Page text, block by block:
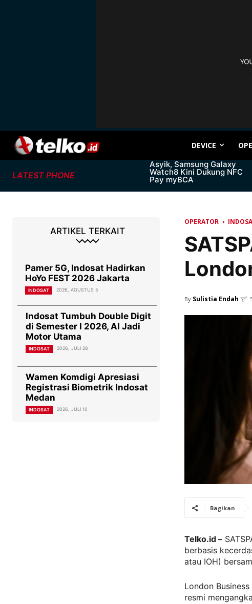
DEVICE
LATEST PHONE
Asyik, Samsung Galaxy
Watch8 Kini Dukung NFC
Pay myBCA
ARTIKEL TERKAIT
Pamer 5G, Indosat Hadirkan
HoYo FEST 2026 Jakarta
INDOSAT 2026, AGUSTUS 5
Indosat Tumbuh Double Digit
di Semester I 2026, AI Jadi
Motor Utama
INDOSAT 2026, JULI 28
Wamen Komdigi Apresiasi
Registrasi Biometrik Indosat
Medan
INDOSAT 2026, JULI 10
OPERATOR
By Sulistia Endah
Bagikan
Telko.id –
berbasis
atau IOH)
London
resmi